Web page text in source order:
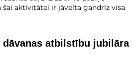
šai aktivitātei ir jāvelta gandrīz visa
dāvanas atbilstību jubilāra